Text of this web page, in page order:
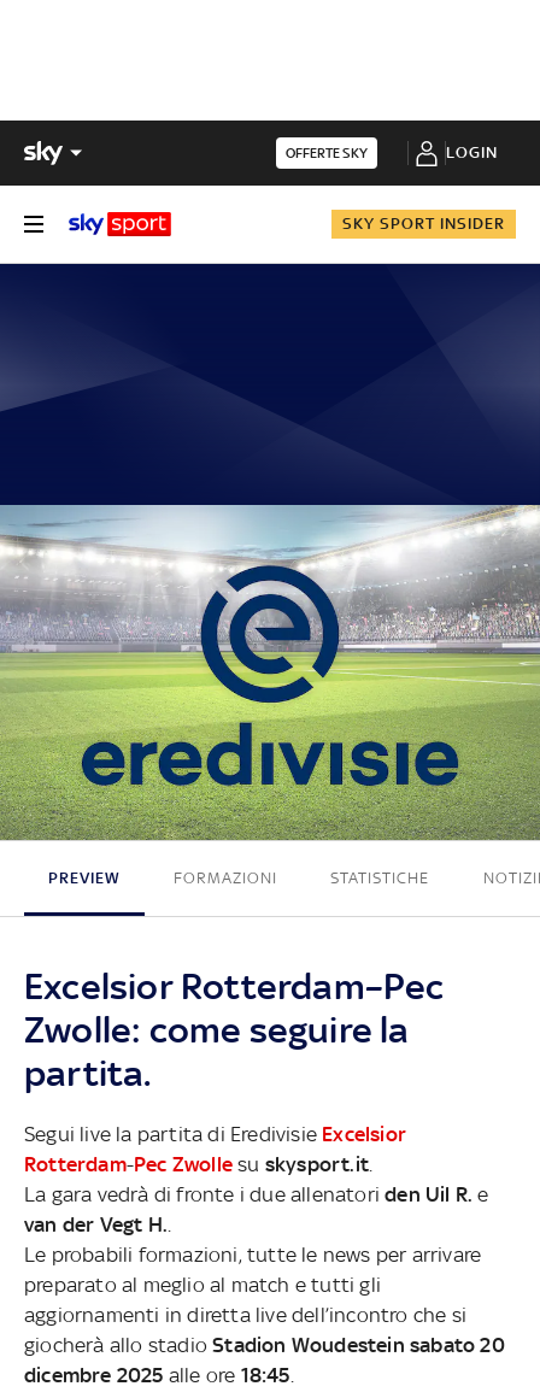
OFFERTE SKY LOGIN
SKY SPORT INSIDER
2 - 1
PREVIEW FORMAZIONI STATISTICHE
Excelsior Rotterdam–Pec
Zwolle: come seguire la
partita.
Segui live la partita di Eredivisie Excelsior
Rotterdam-Pec Zwolle su skysport.it
La gara vedrà di fronte i due allenatoriden Uil R. e
van der Vegt H.
Le probabili formazioni, tutte le news per arrivare
preparato al meglio al match e tutti gli
aggiornamenti in diretta live dell’incontro che si
giocherà allo stadioStadion Woudestein sabato 20
dicembre 2025 alle ore 18:45